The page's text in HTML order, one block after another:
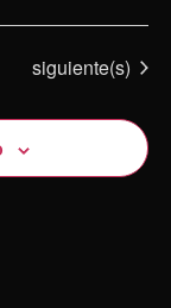
Eventos
siguiente(s)